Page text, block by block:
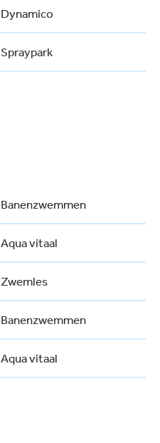
Dynamico
Spraypark
Banenzwemmen
Aqua vitaal
Zwemles
Banenzwemmen
Aqua vitaal